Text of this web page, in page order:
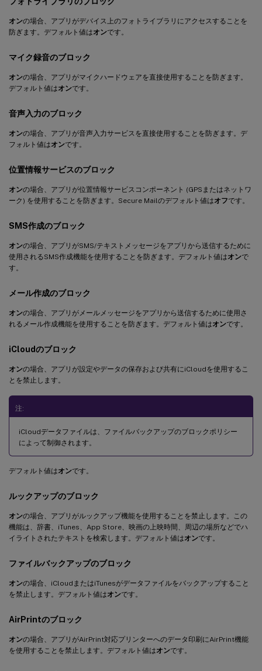
オンの場合、アプリがデバイス上のフォトライブラリにアクセスすることを
防ぎます。デフォルト値はオンです。
マイク録音のブロック
オンの場合、アプリがマイクハードウェアを直接使用することを防ぎます。
デフォルト値はオンです。
音声入力のブロック
オンの場合、アプリが音声入力サービスを直接使用することを防ぎます。デ
フォルト値はオンです。
位置情報サービスのブロック
オンの場合、アプリが位置情報サービスコンポーネント (GPSまたはネットワ
ーク) を使用することを防ぎます。Secure Mailのデフォルト値はオフです。
SMS作成のブロック
オンの場合、アプリがSMS/テキストメッセージをアプリから送信するために
使用されるSMS作成機能を使用することを防ぎます。デフォルト値はオンで
す。
メール作成のブロック
オンの場合、アプリがメールメッセージをアプリから送信するために使用さ
れるメール作成機能を使用することを防ぎます。デフォルト値はオンです。
iCloudのブロック
オンの場合、アプリが設定やデータの保存および共有にiCloudを使用するこ
とを禁止します。
注:
iCloudデータファイルは、ファイルバックアップのブロックポリシー
によって制御されます。
デフォルト値はオンです。
ルックアップのブロック
オンの場合、アプリがルックアップ機能を使用することを禁止します。この
機能は、辞書、iTunes、App Store、映画の上映時間、周辺の場所などでハ
イライトされたテキストを検索します。デフォルト値はオンです。
ファイルバックアップのブロック
オンの場合、iCloudまたはiTunesがデータファイルをバックアップすること
を禁止します。デフォルト値はオンです。
AirPrintのブロック
オンの場合、アプリがAirPrint対応プリンターへのデータ印刷にAirPrint機能
を使用することを禁止します。デフォルト値はオンです。